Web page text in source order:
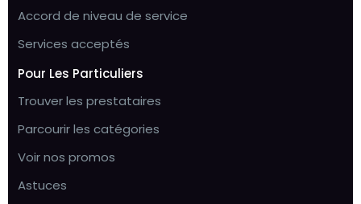
Accord de niveau de service
Services acceptés
Pour Les Particuliers
Trouver les prestataires
Parcourir les catégories
Voir nos promos
Astuces